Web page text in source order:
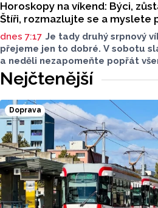
Horoskopy na víkend: Býci,
Štíři, rozmazlujte se a myslete
dnes 7:17 Je tady druhý srpnový
přejeme jen to dobré. V sobotu
a neděli nezapomeňte popřát
si svůj horoskop a mějte pěkný
Nejčtenější
Doprava